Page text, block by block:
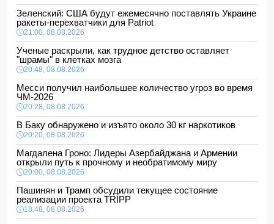
Зеленский: США будут ежемесячно поставлять Украине
ракеты-перехватчики для Patriot
21:00, 08.08.2026
Ученые раскрыли, как трудное детство оставляет
"шрамы" в клетках мозга
20:48, 08.08.2026
Месси получил наибольшее количество угроз во время
ЧМ-2026
20:28, 08.08.2026
В Баку обнаружено и изъято около 30 кг наркотиков
20:20, 08.08.2026
Магдалена Гроно: Лидеры Азербайджана и Армении
открыли путь к прочному и необратимому миру
20:00, 08.08.2026
Пашинян и Трамп обсудили текущее состояние
реализации проекта TRIPP
18:48, 08.08.2026